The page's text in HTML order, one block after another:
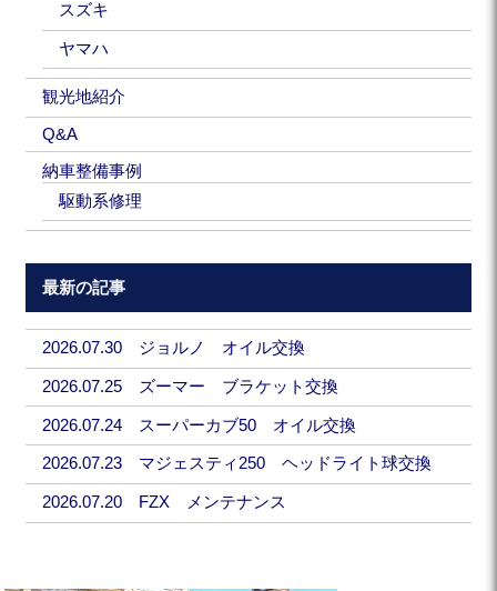
スズキ
ヤマハ
観光地紹介
Q&A
納車整備事例
駆動系修理
最新の記事
2026.07.30 ジョルノ オイル交換
2026.07.25 ズーマー ブラケット交換
2026.07.24 スーパーカブ50 オイル交換
2026.07.23 マジェスティ250 ヘッドライト球交換
2026.07.20 FZX メンテナンス